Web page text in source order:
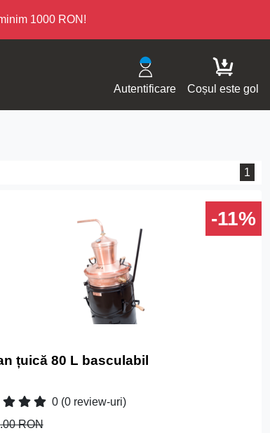
1000 RON!
Autentificare
Coșul este gol
1
-11%
țuică 80 L basculabil
0 (0 review-uri)
RON